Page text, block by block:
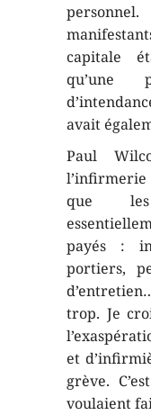
capitale
qu’une
avait
Paul
l’infirmerie
que
payés :
portiers,
trop. Je
et
grève.
voulaient